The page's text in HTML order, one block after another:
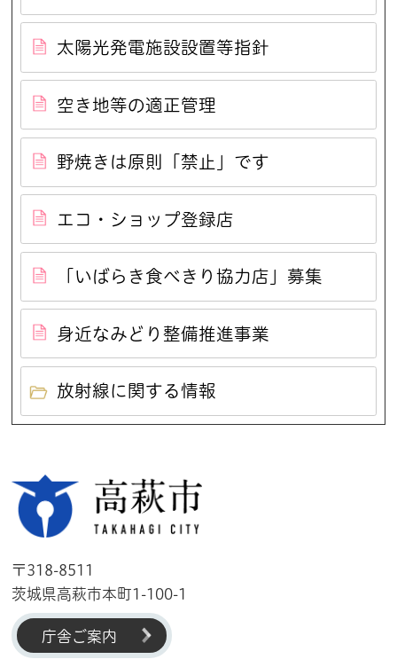
太陽光発電施設設置等指針
空き地等の適正管理
野焼きは原則「禁止」です
エコ・ショップ登録店
「いばらき食べきり協力店」募集
身近なみどり整備推進事業
放射線に関する情報
〒318-8511
茨城県高萩市本町1-100-1
庁舎ご案内